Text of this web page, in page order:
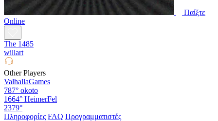
Παίξτε
Online
The 1485
willart
Other Players
ValhallaGames
787° okoto
1664° HeimerFel
2379°
Πληροφορίες FAQ Προγραμματιστές